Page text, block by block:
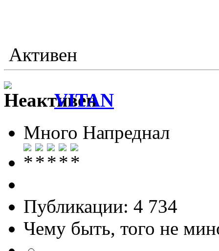
Активен
VITAN
Много Напреднал
Публикации: 4 734
Чему быть, того не